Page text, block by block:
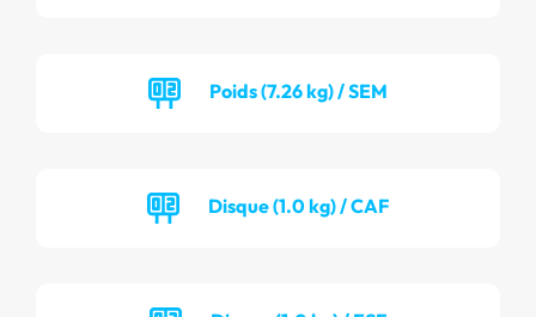
Poids (7.26 kg) / SEM
Disque (1.0 kg) / CAF